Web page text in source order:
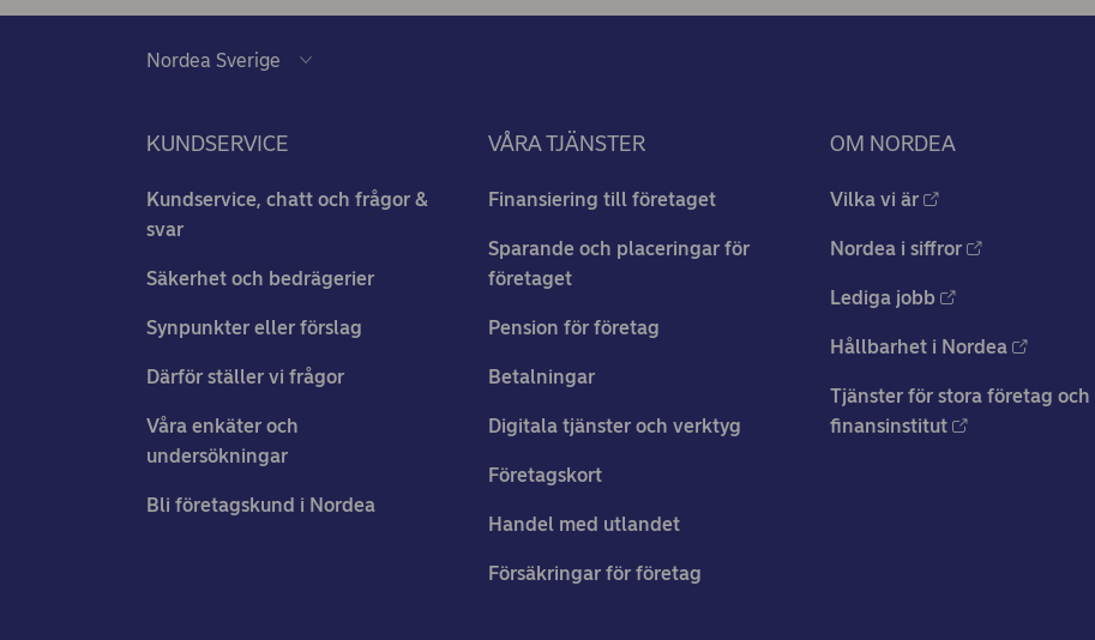
KUNDSERVICE
Kundservice, chatt och frågor &
svar
Säkerhet och bedrägerier
Synpunkter eller förslag
Därför ställer vi frågor
Våra enkäter och
undersökningar
Bli företagskund i Nordea
VÅRA TJÄNSTER
Finansiering till företaget
Sparande och placeringar för
företaget
Pension för företag
Betalningar
Digitala tjänster och verktyg
Företagskort
Handel med utlandet
Försäkringar för företag
OM NORDEA
Vilka vi är
Nordea i siffror
Lediga jobb
Hållbarhet i Nordea
Tjänster för stora företag och
finansinstitut